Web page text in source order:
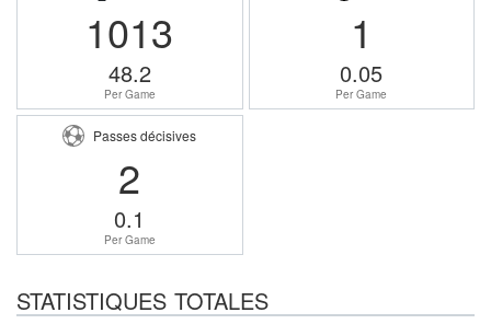
1013
48.2
Per Game
1
0.05
Per Game
Passes décisives
2
0.1
Per Game
STATISTIQUES TOTALES